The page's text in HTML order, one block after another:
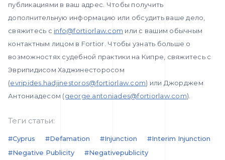
публикациями в ваш адрес. Чтобы получить
дополнительную информацию или обсудить ваше дело,
свяжитесь с info@fortiorlaw.com или с вашим обычным
контактным лицом в Fortior. Чтобы узнать больше о
возможностях судебной практики на Кипре, свяжитесь с
Эврипидисом Хаджинесторосом
(evripides.hadjinestoros@fortiorlaw.com) или Джорджем
Антониадесом (george.antoniades@fortiorlaw.com).
Теги статьи:
#Cyprus #defamation #injunction
#interim Injunction
#negative Publicity
#negativepublicity